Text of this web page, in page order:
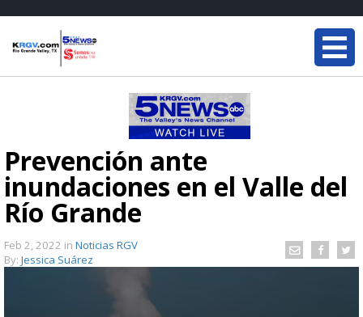
Prevención ante
inundaciones en el Valle del
Río Grande
Feb 2, 2022 in Noticias RGV
By: Jessica Suárez